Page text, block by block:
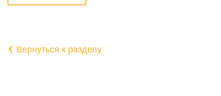
‹ Вернуться к разделу